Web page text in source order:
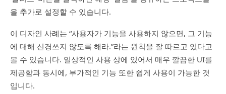
을 추가로 설정할 수 있습니다.
이 디자인 사례는 “사용자가 기능을 사용하지 않으면, 그 기능
에 대해 신경쓰지 않도록 해라.”라는 원칙을 잘 따르고 있다고
볼 수 있습니다. 일상적인 사용 상에 있어서 매우 깔끔한 UI를
제공함과 동시에, 부가적인 기능 또한 쉽게 사용이 가능한 것
입니다.